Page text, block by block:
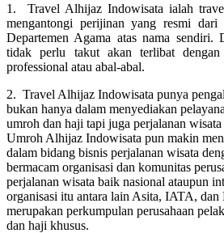
1. Travel Alhijaz Indowisata ialah
mengantongi perijinan yang resmi dari
Departemen Agama atas nama sendiri.
tidak perlu takut akan terlibat
professional atau abal-abal.
2. Travel Alhijaz Indowisata punya
bukan hanya dalam menyediakan
umroh dan haji tapi juga perjalanan
Umroh Alhijaz Indowisata pun makin
dalam bidang bisnis perjalanan wisata
bermacam organisasi dan komunitas
perjalanan wisata baik nasional ataupun
organisasi itu antara lain Asita, IATA,
merupakan perkumpulan perusahaan
dan haji khusus.